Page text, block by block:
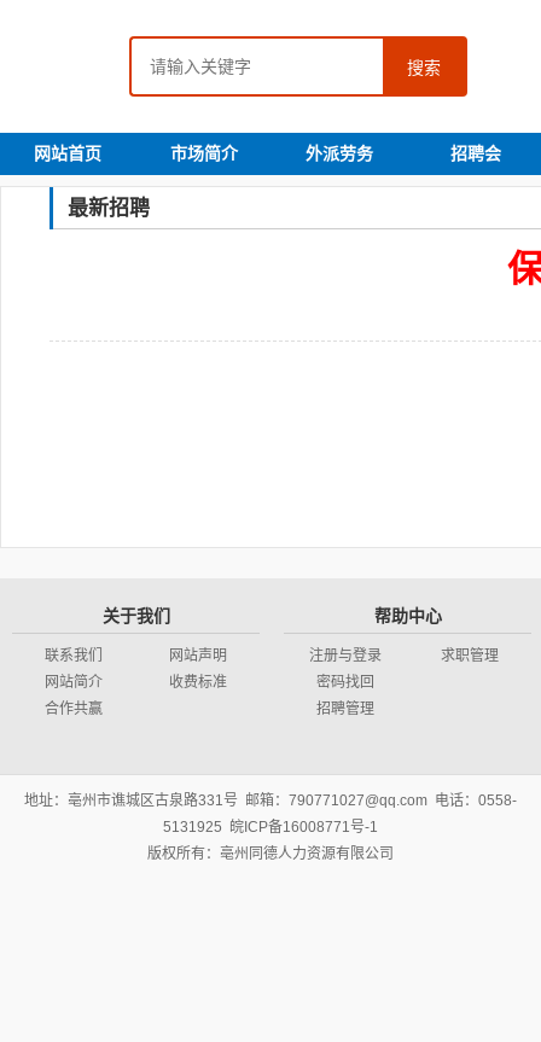
搜索
网站首页 市场简介 外派劳务 招聘会
最新招聘
关于我们
联系我们
网站简介
合作共赢
网站声明
收费标准
帮助中心
注册与登录
密码找回
招聘管理
求职管理
地址：亳州市谯城区古泉路331号 邮箱：790771027@qq.com 电话：0558-
5131925 皖ICP备16008771号-1
版权所有：亳州同德人力资源有限公司